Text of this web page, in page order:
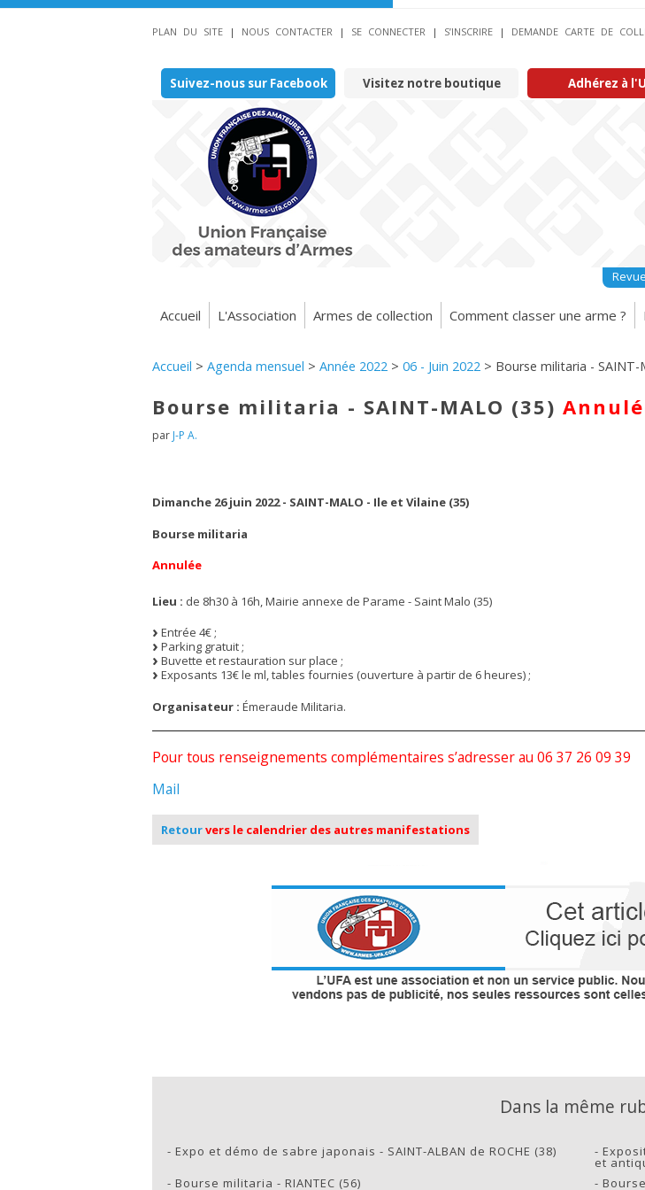
PLAN DU SITE | NOUS CONTACTER | SE CONNECTER | S’INSCRIRE | DEMANDE CARTE DE
Suivez-nous sur Facebook Visitez notre boutique Adhérez à
Accueil L'Association Armes de collection Comment classer une arme ?
Accueil > Agenda mensuel > Année 2022 > 06 - Juin 2022 > Bourse militaria - SAINT-
Bourse militaria - SAINT-MALO (35)
par J-P A.
Dimanche 26 juin 2022 - SAINT-MALO - Ile et Vilaine (35)
Bourse militaria
Annulée
Lieu : de 8h30 à 16h, Mairie annexe de Parame - Saint Malo (35)
Entrée 4€ ;
Parking gratuit ;
Buvette et restauration sur place ;
Exposants 13€ le ml, tables fournies (ouverture à partir de 6 heures) ;
Organisateur : Émeraude Militaria.
Pour tous renseignements complémentaires s’adresser au 06 37 26 09 39
Mail
Retourvers le calendrier des autres manifestations
Dans la même
- Expo et démo de sabre japonais - SAINT-ALBAN de ROCHE (38) -
et
- Bourse militaria - RIANTEC (56) -